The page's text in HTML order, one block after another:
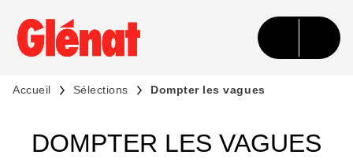
MENU RECHERCHE CONTENU
PIED DE PAGE
Accueil Sélections Dompter les vagues
DOMPTER LES VAGUES